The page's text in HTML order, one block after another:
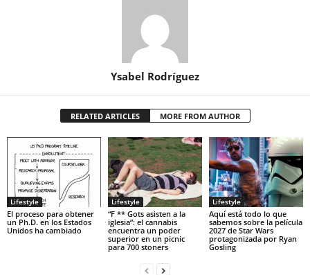
Ysabel Rodríguez
RELATED ARTICLES MORE FROM AUTHOR
Lifestyle
El proceso para obtener
un Ph.D. en los Estados
Unidos ha cambiado
Lifestyle
“F ** Gots asisten a la
iglesia”: el cannabis
encuentra un poder
superior en un picnic
para 700 stoners
Lifestyle
Aquí está todo lo que
sabemos sobre la película
2027 de Star Wars
protagonizada por Ryan
Gosling